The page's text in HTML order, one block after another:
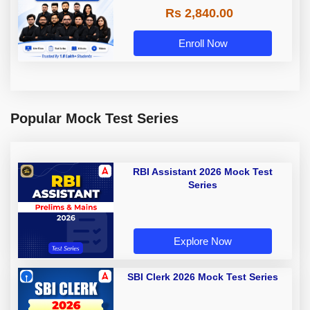
Rs 2,840.00
Enroll Now
Popular Mock Test Series
RBI Assistant 2026 Mock Test
Series
Explore Now
SBI Clerk 2026 Mock Test Series